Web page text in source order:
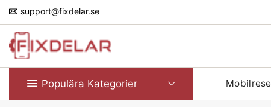
support@fixdelar.se
Populära Kategorier